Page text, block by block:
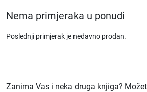
Nema primjeraka u ponudi
Poslednji primjerak je nedavno prodan.
Zanima Vas i neka druga knjiga?